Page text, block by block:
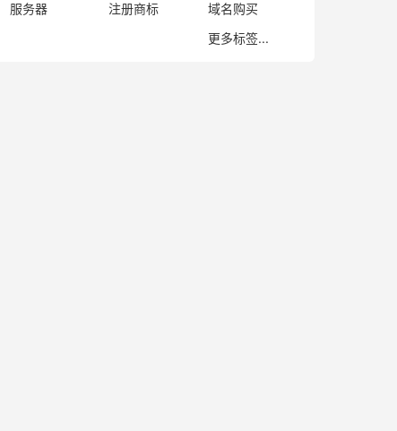
服务器
注册商标
域名购买
更多标签...